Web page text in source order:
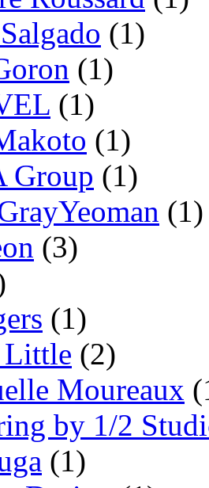
(1)
(1)
(1)
(1)
Group (1)
(1)
(3)
(1)
Little (2)
Moureaux
by 1/2
(1)